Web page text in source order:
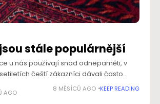
stále populárnější
u nás používají snad odnepaměti, v
čeští zákazníci dávali často
modernější typům podlahových krytin.
a tepichy se znovu
AGO
8 MĚSÍCŮ AGO KEEP READING